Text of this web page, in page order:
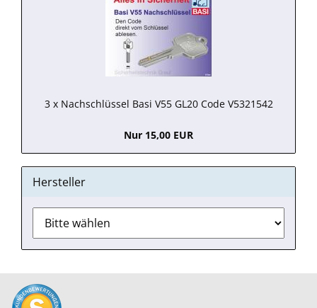
3 x Nachschlüssel Basi V55 GL20 Code V5321542
Nur 15,00 EUR
Hersteller